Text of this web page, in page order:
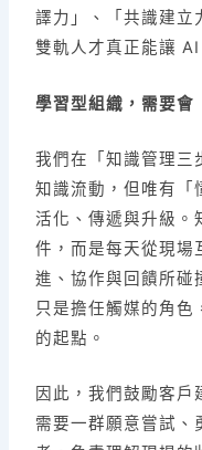
譯力」、「共識建立
雙軌人才真正能讓
學習型組織，需要會
我們在「知識管理三
知識流動，但唯有「
活化、傳遞與升級。
件，而是每天從現場
進、協作與回饋所碰
只是擔任觸媒的角色
的起點。
因此，我們鼓勵客戶
需要一群願意嘗試、